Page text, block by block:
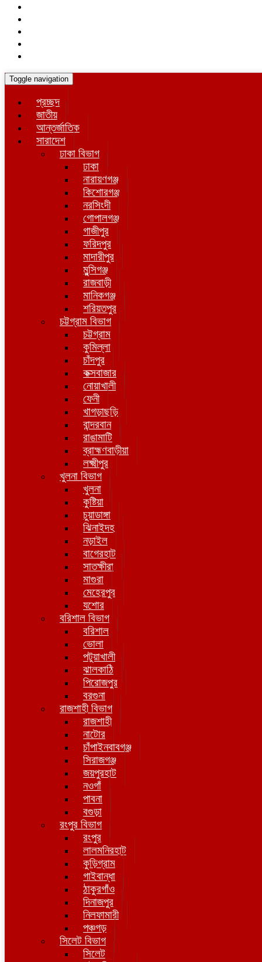
Toggle navigation
প্রচ্ছদ
জাতীয়
আন্তর্জাতিক
সারাদেশ
ঢাকা বিভাগ
ঢাকা
নারায়ণগঞ্জ
কিশোরগঞ্জ
নরসিংদী
গোপালগঞ্জ
গাজীপুর
ফরিদপুর
মাদারীপুর
মুন্সিগঞ্জ
রাজবাড়ী
মানিকগঞ্জ
শরিয়তপুর
চট্টগ্রাম বিভাগ
চট্টগ্রাম
কুমিল্লা
চাঁদপুর
কক্সবাজার
নোয়াখালী
ফেনী
খাগড়াছড়ি
বান্দরবান
রাঙামাটি
ব্রাহ্মণবাড়ীয়া
লক্ষ্মীপুর
খুলনা বিভাগ
খুলনা
কুষ্টিয়া
চুয়াডাঙ্গা
ঝিনাইদহ
নড়াইল
বাগেরহাট
সাতক্ষীরা
মাগুরা
মেহেরপুর
যশোর
বরিশাল বিভাগ
বরিশাল
ভোলা
পটুয়াখালী
ঝালকাঠি
পিরোজপুর
বরগুনা
রাজশাহী বিভাগ
রাজশাহী
নাটোর
চাঁপাইনবাবগঞ্জ
সিরাজগঞ্জ
জয়পুরহাট
নওগাঁ
পাবনা
বগুড়া
রংপুর বিভাগ
রংপুর
লালমনিরহাট
কুড়িগ্রাম
গাইবান্ধা
ঠাকুরগাঁও
দিনাজপুর
নিলফামারী
পঞ্চগড়
সিলেট বিভাগ
সিলেট